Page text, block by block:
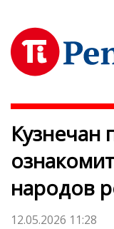
Кузнечан
народов
12.05.2026 11:28